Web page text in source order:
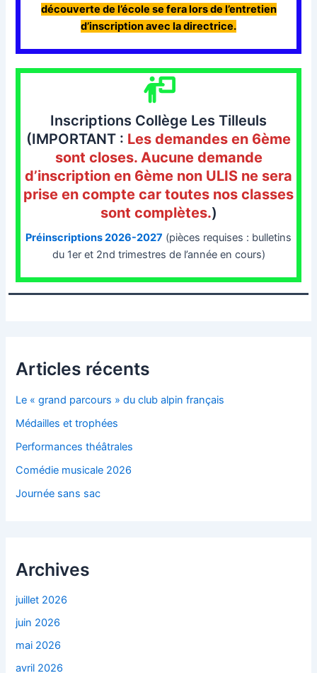
découverte de l’école se fera lors de l’entretien
d’inscription avec la directrice.
Inscriptions Collège Les Tilleuls
(IMPORTANT : Les demandes en 6ème
sont closes. Aucune demande
d’inscription en 6ème non ULIS ne sera
prise en compte car toutes nos classes
sont complètes.)
Préinscriptions 2026-2027 (pièces requises : bulletins
du 1er et 2nd trimestres de l’année en cours)
Articles récents
Le « grand parcours » du club alpin français
Médailles et trophées
Performances théâtrales
Comédie musicale 2026
Journée sans sac
Archives
juillet 2026
juin 2026
mai 2026
avril 2026